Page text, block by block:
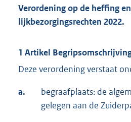
Verordening op de heffing
lijkbezorgingsrechten 2022.
1 Artikel
Deze verordening verstaat
a.
begraafplaats: de
gelegen aan de